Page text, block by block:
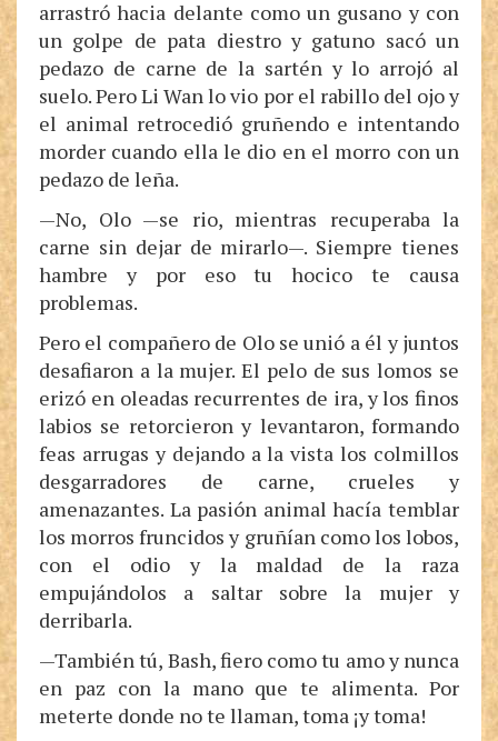
arrastró hacia delante como un gusano y con
un golpe de pata diestro y gatuno sacó un
pedazo de carne de la sartén y lo arrojó al
suelo. Pero Li Wan lo vio por el rabillo del ojo y
el animal retrocedió gruñendo e intentando
morder cuando ella le dio en el morro con un
pedazo de leña.
—No, Olo —se rio, mientras recuperaba la
carne sin dejar de mirarlo—. Siempre tienes
hambre y por eso tu hocico te causa
problemas.
Pero el compañero de Olo se unió a él y juntos
desafiaron a la mujer. El pelo de sus lomos se
erizó en oleadas recurrentes de ira, y los finos
labios se retorcieron y levantaron, formando
feas arrugas y dejando a la vista los colmillos
desgarradores de carne, crueles y
amenazantes. La pasión animal hacía temblar
los morros fruncidos y gruñían como los lobos,
con el odio y la maldad de la raza
empujándolos a saltar sobre la mujer y
derribarla.
—También tú, Bash, fiero como tu amo y nunca
en paz con la mano que te alimenta. Por
meterte donde no te llaman, toma ¡y toma!